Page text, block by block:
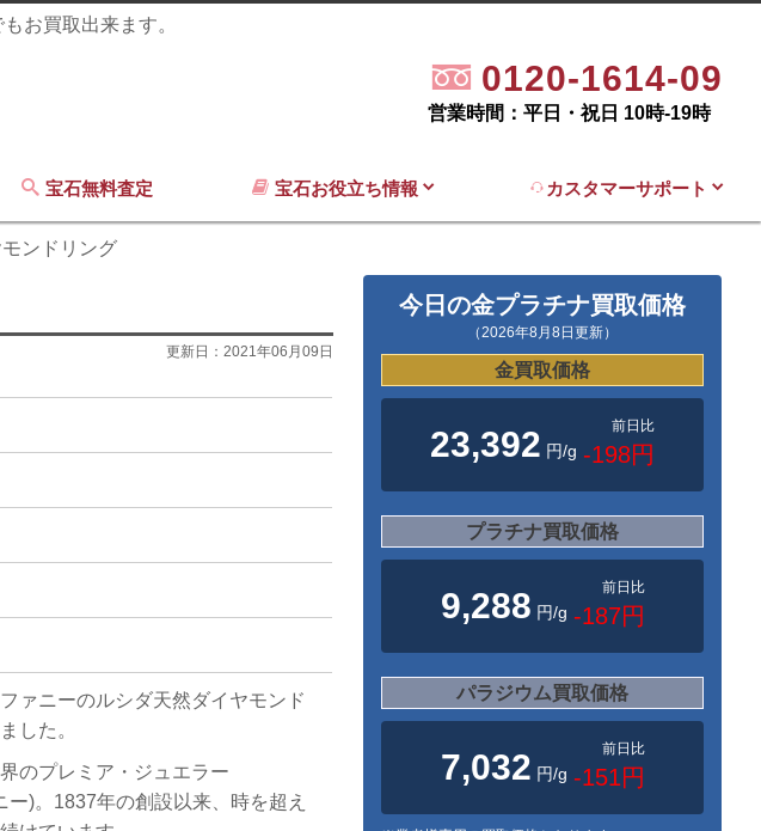
お買取出来ます。
0120-1614-09
営業時間：平日・祝日 10時-19時
宝石無料査定 宝石お役立ち情報 カスタマーサポート
モンドリング
更新日： 2021年06月09日
ァニーのルシダ天然ダイヤモンド
した。
のプレミア・ジュエラー
ー)。1837年の創設以来、時を超え
今日の金プラチナ買取価格
（2026年8月8日更新）
金買取価格
23,392 円/g
前日比
-198円
プラチナ買取価格
9,288 円/g
前日比
-187円
パラジウム買取価格
7,032 円/g
前日比
-151円